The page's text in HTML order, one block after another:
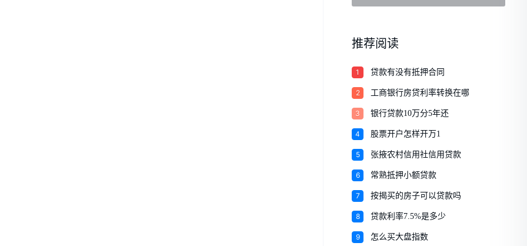
推荐阅读
1 贷款有没有抵押合同
2 工商银行房贷利率转换在哪
3 银行贷款10万分5年还
4 股票开户怎样开万1
5 张掖农村信用社信用贷款
6 常熟抵押小额贷款
7 按揭买的房子可以贷款吗
8 贷款利率7.5%是多少
9 怎么买大盘指数